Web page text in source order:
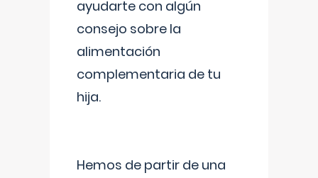
ayudarte con algún
consejo sobre la
alimentación
complementaria de tu
hija.
Hemos de partir de una